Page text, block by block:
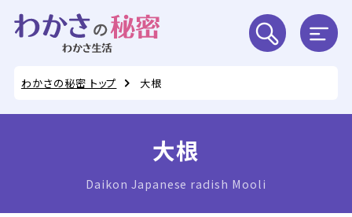
わかさの秘密 トップ 大根
大根
Daikon Japanese radish Mooli